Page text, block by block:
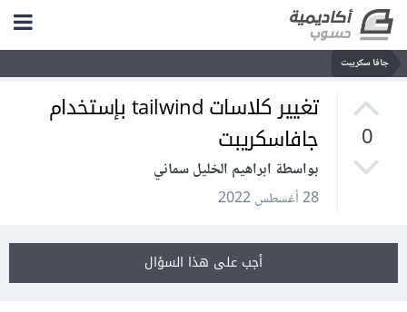
جافا سكريبت
0
تغيير كلاسات tailwind بإستخدام
جافاسكريبت
بواسطة ابراهيم الخليل سماني
28 أغسطس 2022
أجب على هذا السؤال